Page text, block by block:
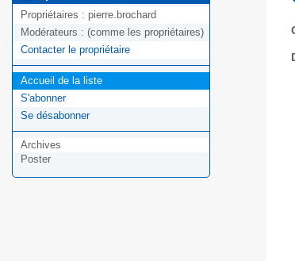
Propriétaires : pierre.brochard
Modérateurs : (comme les propriétaires)
Contacter le propriétaire
Accueil de la liste
S'abonner
Se désabonner
Archives
Poster